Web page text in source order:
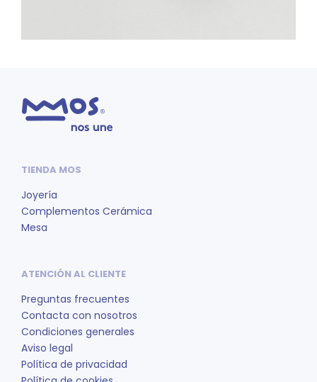
TIENDA MOS
Joyería
Complementos Cerámica
Mesa
ATENCIÓN AL CLIENTE
Preguntas frecuentes
Contacta con nosotros
Condiciones generales
Aviso legal
Política de privacidad